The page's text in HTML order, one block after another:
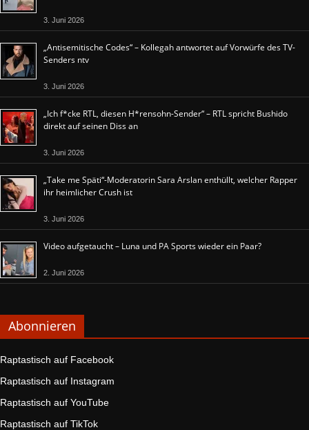
3. Juni 2026
„Antisemitische Codes“ – Kollegah antwortet auf Vorwürfe des TV-
Senders ntv
3. Juni 2026
„Ich f*cke RTL, diesen H*rensohn-Sender“ – RTL spricht Bushido
direkt auf seinen Diss an
3. Juni 2026
„Take me Späti“-Moderatorin Sara Arslan enthüllt, welcher Rapper
ihr heimlicher Crush ist
3. Juni 2026
Video aufgetaucht – Luna und PA Sports wieder ein Paar?
2. Juni 2026
Abonnieren
Raptastisch auf Facebook
Raptastisch auf Instagram
Raptastisch auf YouTube
Raptastisch auf TikTok